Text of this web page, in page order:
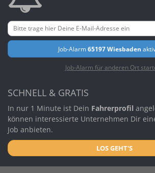
Job-Alarm65197 Wiesbaden
Job-Alarm für anderen Ort
SCHNELL & GRATIS
In nur 1 Minute ist Dein Fahrerprofil
können interessierte Unternehmen Dir
Job anbieten.
LOS GEHT'S